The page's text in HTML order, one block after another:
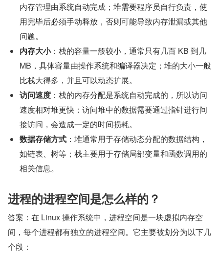
内存管理由系统自动完成；堆需要程序员自行负责，使
用完毕后必须手动释放，否则可能导致内存泄漏或其他
问题。
内存大小：栈的容量一般较小，通常只有几百 KB 到几
MB，具体容量由操作系统和编译器决定；堆的大小一般
比栈大得多，并且可以动态扩展。
访问速度 ：栈的内存分配是系统自动完成的，所以访问
速度相对堆更快；访问堆中的数据需要通过指针进行间
接访问，会造成一定的时间损耗。
数据存储方式 ：堆通常用于存储动态分配的数据结构，
如链表、树等；栈主要用于存储局部变量和函数调用的
相关信息。
进程的进程空间是怎么样的？
答案：在 Linux 操作系统中，进程空间是一块虚拟内存空
间，每个进程都有独立的进程空间。它主要被划分为以下几
个段：